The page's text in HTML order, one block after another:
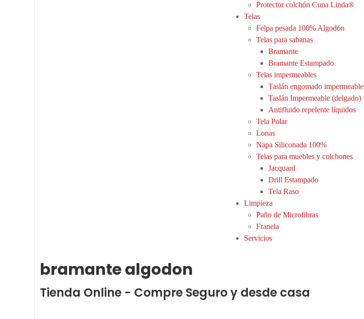
Protector colchón Cuna Linda®
Telas
Felpa pesada 100% Algodón
Telas para sabanas
Bramante
Bramante Estampado
Telas impermeables
Taslán engomado impermeable
Taslán Impermeable (delgado)
Antifluido repelente líquidos
Tela Polar
Lonas
Napa Siliconada 100%
Telas para muebles y colchones
Jacquard
Drill Estampado
Tela Raso
Limpieza
Paño de Microfibras
Franela
Servicios
bramante algodon
Tienda Online - Compre Seguro y desde casa